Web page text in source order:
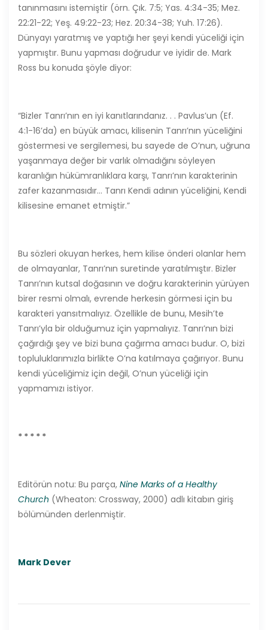
tanınmasını istemiştir (örn. Çık. 7:5; Yas. 4:34-35; Mez.
22:21-22; Yeş. 49:22-23; Hez. 20:34-38; Yuh. 17:26).
Dünyayı yaratmış ve yaptığı her şeyi kendi yüceliği için
yapmıştır. Bunu yapması doğrudur ve iyidir de. Mark
Ross bu konuda şöyle diyor:
“Bizler Tanrı’nın en iyi kanıtlarındanız. . . Pavlus’un (Ef.
4:1-16’da) en büyük amacı, kilisenin Tanrı’nın yüceliğini
göstermesi ve sergilemesi, bu sayede de O’nun, uğruna
yaşanmaya değer bir varlık olmadığını söyleyen
karanlığın hükümranlıklara karşı, Tanrı’nın karakterinin
zafer kazanmasıdır… Tanrı Kendi adının yüceliğini, Kendi
kilisesine emanet etmiştir.”
Bu sözleri okuyan herkes, hem kilise önderi olanlar hem
de olmayanlar, Tanrı’nın suretinde yaratılmıştır. Bizler
Tanrı’nın kutsal doğasının ve doğru karakterinin yürüyen
birer resmi olmalı, evrende herkesin görmesi için bu
karakteri yansıtmalıyız. Özellikle de bunu, Mesih’te
Tanrı’yla bir olduğumuz için yapmalıyız. Tanrı’nın bizi
çağırdığı şey ve bizi buna çağırma amacı budur. O, bizi
topluluklarımızla birlikte O’na katılmaya çağırıyor. Bunu
kendi yüceliğimiz için değil, O’nun yüceliği için
yapmamızı istiyor.
* * * * *
Editörün notu: Bu parça, Nine Marks of a Healthy
Church (Wheaton: Crossway, 2000) adlı kitabın giriş
bölümünden derlenmiştir.
Mark Dever